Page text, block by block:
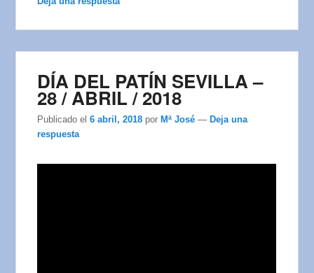
DÍA DEL PATÍN SEVILLA –
28 / ABRIL / 2018
Publicado el6 abril, 2018 por Mª José — Deja una
respuesta